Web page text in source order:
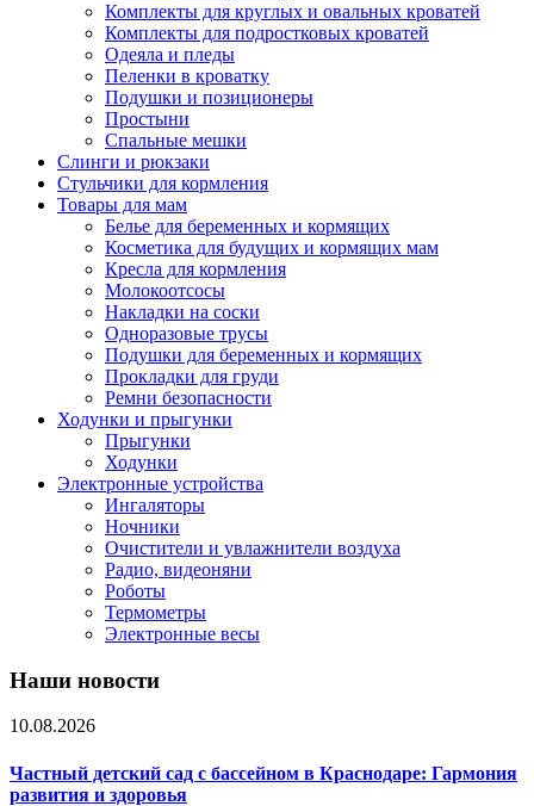
Комплекты для круглых и овальных кроватей
Комплекты для подростковых кроватей
Одеяла и пледы
Пеленки в кроватку
Подушки и позиционеры
Простыни
Спальные мешки
Слинги и рюкзаки
Стульчики для кормления
Товары для мам
Белье для беременных и кормящих
Косметика для будущих и кормящих мам
Кресла для кормления
Молокоотсосы
Накладки на соски
Одноразовые трусы
Подушки для беременных и кормящих
Прокладки для груди
Ремни безопасности
Ходунки и прыгунки
Прыгунки
Ходунки
Электронные устройства
Ингаляторы
Ночники
Очистители и увлажнители воздуха
Радио, видеоняни
Роботы
Термометры
Электронные весы
Наши новости
10.08.2026
Частный детский сад с бассейном в Краснодаре: Гармония
развития и здоровья